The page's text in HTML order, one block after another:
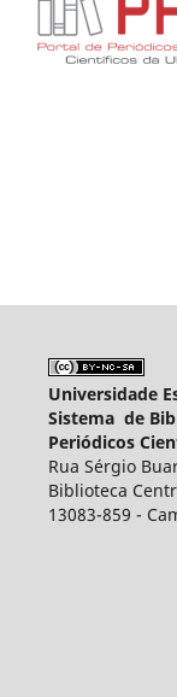
Universidade
Sistema de
Periódicos
Rua Sérgio
Biblioteca
13083-859 -